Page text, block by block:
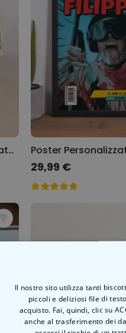
Bicchiere da Gin Personalizzato con Testo
29,99 €
Il nostro sito utilizza tanti
piccoli e deliziosi file di
acquisto. Fai, quindi, clic su
anche al trasferimento dei